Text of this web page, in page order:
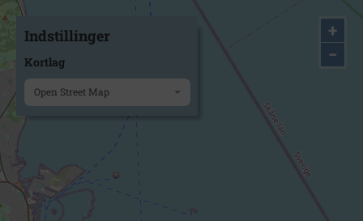
+
−
Indstillinger
Kortlag
Open Street Map